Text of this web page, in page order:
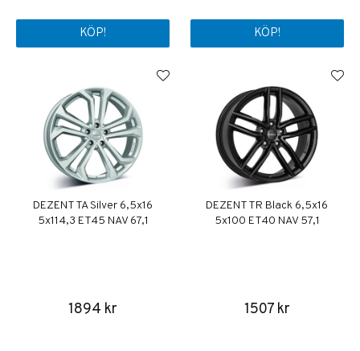
KÖP! KÖP!
DEZENT TA Silver 6,5x16
5x114,3 ET45 NAV 67,1
1894 kr
DEZENT TR Black 6,5x16
5x100 ET40 NAV 57,1
1507 kr